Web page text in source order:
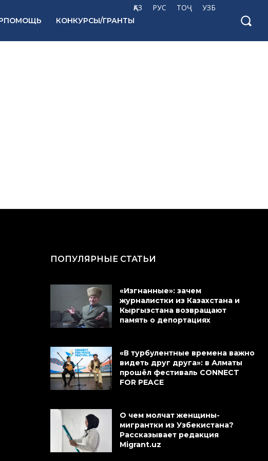
ҚАЗ РУС ТОҶ УЗБ
КОНКУРСЫ/ГРАНТЫ
ПОПУЛЯРНЫЕ СТАТЬИ
«Изгнанные»: зачем
журналистки из Казахстана и
Кыргызстана возвращают
память о депортациях
«В турбулентные времена важно
видеть друг друга»: в Алматы
прошёл фестиваль CONNECT
FOR PEACE
О чем молчат женщины-
мигрантки из Узбекистана?
Рассказывает редакция
Migrant.uz